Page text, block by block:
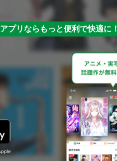
アプリならもっと便利で快適に！